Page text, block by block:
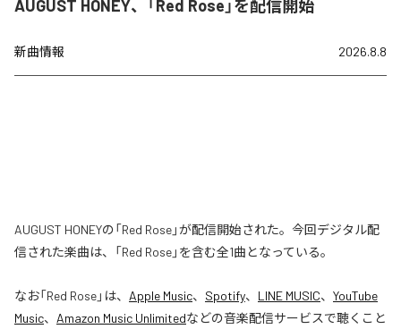
AUGUST HONEY、「Red Rose」を配信開始
新曲情報 2026.8.8
AUGUST HONEYの「Red Rose」が配信開始された。今回デジタル配
信された楽曲は、「Red Rose」を含む全1曲となっている。
なお「Red Rose」は、 Apple Music、 Spotify、 LINE MUSIC、 YouTube
Music、 Amazon Music Unlimitedなどの音楽配信サービスで聴くこと